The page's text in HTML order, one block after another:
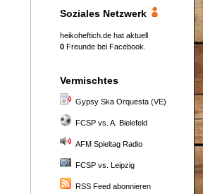
Soziales Netzwerk
heikoheftich.de hat aktuell
0 Freunde bei Facebook.
Vermischtes
Gypsy Ska Orquesta (VE)
FCSP vs. A. Bielefeld
AFM Spieltag Radio
FCSP vs. Leipzig
RSS Feed abonnieren